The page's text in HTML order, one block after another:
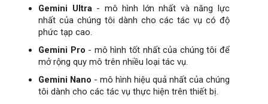
Gemini Ultra - mô hình lớn nhất và năng lực
nhất của chúng tôi dành cho các tác vụ có độ
phức tạp cao.
Gemini Pro - mô hình tốt nhất của chúng tôi để
mở rộng quy mô trên nhiều loại tác vụ.
Gemini Nano - mô hình hiệu quả nhất của chúng
tôi dành cho các tác vụ thực hiện trên thiết bị.